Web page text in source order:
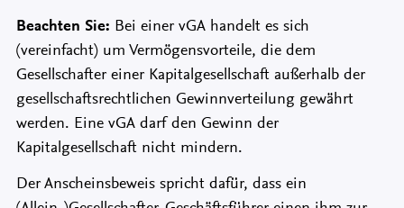
Beachten Sie: Bei einer vGA handelt es sich
(vereinfacht) um Vermögensvorteile, die dem
Gesellschafter einer Kapitalgesellschaft außerhalb der
gesellschaftsrechtlichen Gewinnverteilung gewährt
werden. Eine vGA darf den Gewinn der
Kapitalgesellschaft nicht mindern.
Der Anscheinsbeweis spricht dafür, dass ein